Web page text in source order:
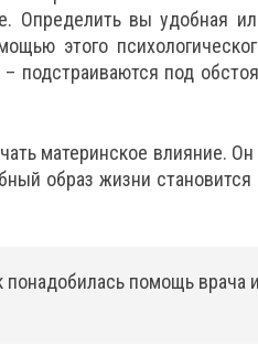
Определить вы удобная
этого
под
материнское влияние.
образ жизни становится
помощь врача